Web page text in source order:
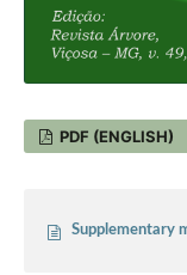
PDF (ENGLISH)
Supplementary